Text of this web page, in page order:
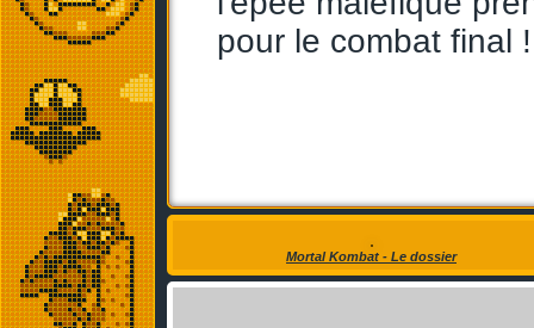
pour le combat final !
Mortal Kombat - Le dossier